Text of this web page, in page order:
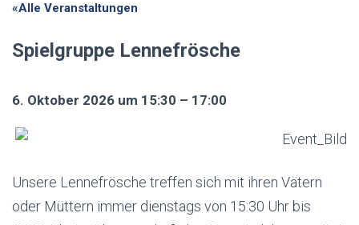
«Alle Veranstaltungen
Spielgruppe Lennefrösche
6. Oktober 2026 um 15:30 – 17:00
Unsere Lennefrösche treffen sich mit ihren Vätern
oder Müttern immer dienstags von 15:30 Uhr bis